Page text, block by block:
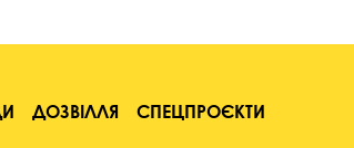
ДОЗВІЛЛЯ СПЕЦПРОЄКТИ